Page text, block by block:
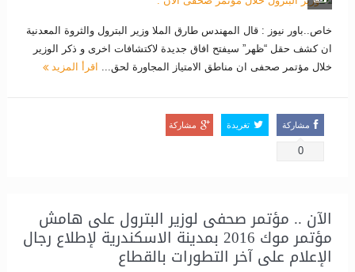
خاص..باور نيوز : قال المهندس طارق الملا وزير البترول والثروة المعدنية
ان كشف حقل “ظهر” سيفتح افاق جديدة لاكتشافات اخرى و ذكر الوزير
خلال مؤتمر صحفى ان مناطق الامتياز المجاورة لحق... اقرأ المزيد
مشاركة
0
تغريدة مشاركة
الآن .. مؤتمر صحفى لوزير البترول على هامش
مؤتمر موك 2016 بمدينة الاسكندرية لإطلاع رجال
الإعلام على آخر التطورات بالقطاع